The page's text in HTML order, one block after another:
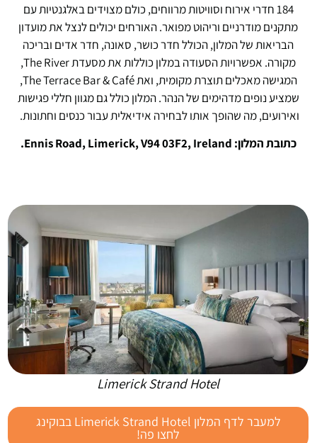
184 חדרי אירוח וסוויטות מרווחים, כולם מצוידים באלגנטיות עם
מתקנים מודרניים וריהוט מפואר. האורחים יכולים לנצל את מועדון
הבריאות של המלון, הכולל חדר כושר, סאונה, חדר אדים ובריכה
מקורה. אפשרויות הסעודה במלון כוללות את מסעדת The River,
המגישה מאכלים תוצרת מקומית, ואת The Terrace Bar & Café,
שמציע נופים מדהימים של הנהר. המלון כולל גם מגוון חללי פגישות
ואירועים, מה שהופך אותו לבחירה אידיאלית עבור כנסים וחתונות.
כתובת המלון: Ennis Road, Limerick, V94 03F2, Ireland.
Limerick Strand Hotel
למעבר לדף המלון Limerick Strand Hotel בבוקינג
לחצו פה!